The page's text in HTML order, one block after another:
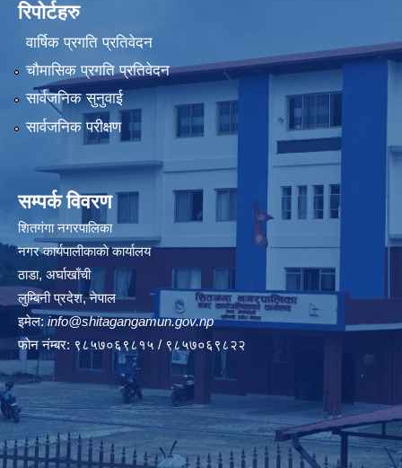
रिपोर्टहरु
वार्षिक प्रगति प्रतिवेदन
चौमासिक प्रगति प्रतिवेदन
सार्वजनिक सुनुवाई
सार्वजनिक परीक्षण
सम्पर्क विवरण
शितगंगा नगरपालिका
नगर कार्यपालीकाकाे कार्यालय
ठाडा, अर्घाखाँची
लुम्बिनी प्रदेश, नेपाल
इमेल: info@shitagangamun.gov.np
फोन नंम्बर: ९८५७०६९८१५ / ९८५७०६९८२२